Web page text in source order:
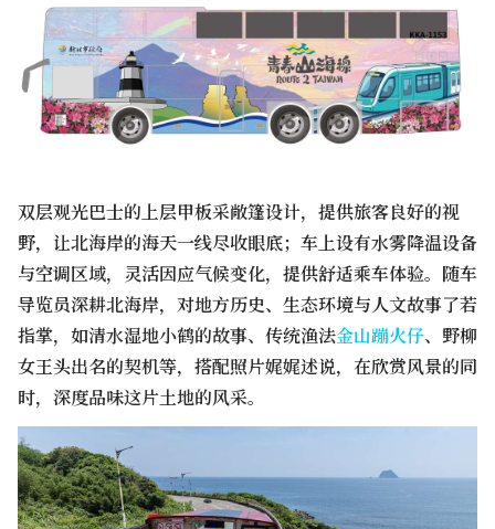
双层观光巴士的上层甲板采敞篷设计，提供旅客良好的视
野，让北海岸的海天一线尽收眼底；车上设有水雾降温设备
与空调区域，灵活因应气候变化，提供舒适乘车体验。随车
导览员深耕北海岸，对地方历史、生态环境与人文故事了若
指掌，如清水湿地小鹤的故事、传统渔法金山蹦火仔、野柳
女王头出名的契机等，搭配照片娓娓述说，在欣赏风景的同
时，深度品味这片土地的风采。